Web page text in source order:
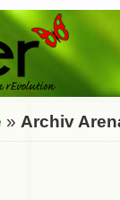
» Archiv